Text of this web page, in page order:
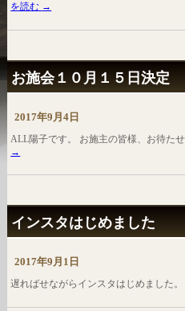
を読む →
お施会１０月１５日決定
2017年9月4日
ALL陽子です。 お施主の皆様、お待
→
インスタはじめました
2017年9月1日
遅ればせながらインスタはじめまし